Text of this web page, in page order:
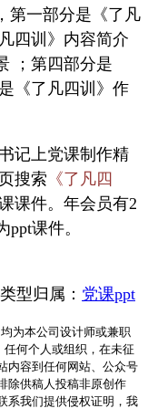
第一部分是《了凡
四训》内容简介
；第四部分是
《了凡四训》作
记上党课制作精
搜索 《了凡四
课件。年会员有2
课件。
型归属： 党课ppt
为本公司设计师或兼职
何个人或组织，在未征
内容到任何网站、公众号
除供稿人投稿非原创作
系我们提供侵权证明，我